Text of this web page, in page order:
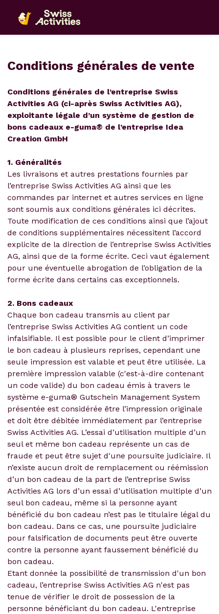
Conditions générales de vente
Conditions générales de l’entreprise Swiss
Activities AG (ci-après Swiss Activities AG),
exploitante légale d’un système de gestion de
bons cadeaux e-guma® de l’entreprise Idea
Creation GmbH
1. Généralités
Les livraisons et autres prestations fournies par
l’entreprise Swiss Activities AG ainsi que les
commandes par internet et autres services en ligne
sont soumis aux conditions générales ici décrites.
Toute modification de ces conditions ainsi que l’ajout
de conditions supplémentaires nécessitent l’accord
explicite de la direction de l’entreprise Swiss Activities
AG, ainsi que de la forme écrite. Ceci vaut également
pour une éventuelle abrogation de l’obligation de la
forme écrite dans certains cas exceptionnels.
2. Bons cadeaux
Chaque bon cadeau transmis au client par
l’entreprise Swiss Activities AG contient un code
infalsifiable. Il est possible pour le client d’imprimer
le bon cadeau à plusieurs reprises, cependant une
seule impression est valable et peut être utilisée. La
première impression valable (c'est-à-dire contenant
un code valide) du bon cadeau émis à travers le
système e-guma® Gutschein Management System
présentée est considérée être l’impression originale
et doit être débitée immédiatement par l’entreprise
Swiss Activities AG. L’essai d’utilisation multiple d’un
seul et même bon cadeau représente un cas de
fraude et peut être sujet d'une poursuite judiciaire. Il
n’existe aucun droit de remplacement ou réémission
d’un bon cadeau de la part de l’entreprise Swiss
Activities AG lors d’un essai d’utilisation multiple d’un
seul bon cadeau, même si la personne ayant
bénéficié du bon cadeau n’est pas le titulaire légal du
bon cadeau. Dans ce cas, une poursuite judiciaire
pour falsification de documents peut être ouverte
contre la personne ayant faussement bénéficié du
bon cadeau.
Etant donnée la possibilité de transmission d'un bon
cadeau, l’entreprise Swiss Activities AG n'est pas
tenue de vérifier le droit de possession de la
personne bénéficiant du bon cadeau. L'entreprise